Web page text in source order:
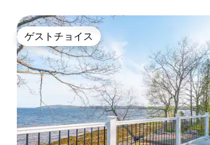
ゲストチョイス
ゲストチョイス